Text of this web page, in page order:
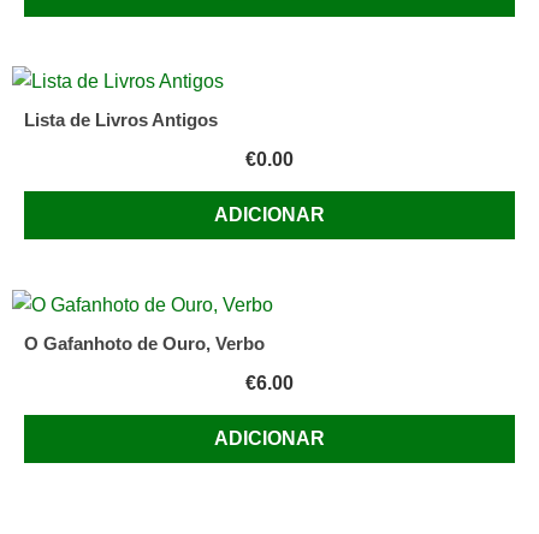
Lista de Livros Antigos
€0.00
ADICIONAR
O Gafanhoto de Ouro, Verbo
€6.00
ADICIONAR